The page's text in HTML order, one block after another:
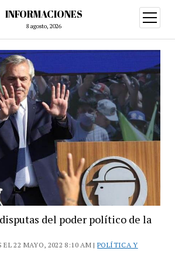
INFORMACIONES
8 agosto, 2026
abrir
menú
del poder político de la
EL 22 MAYO, 2022 8:10 AM |POLÍTICA Y